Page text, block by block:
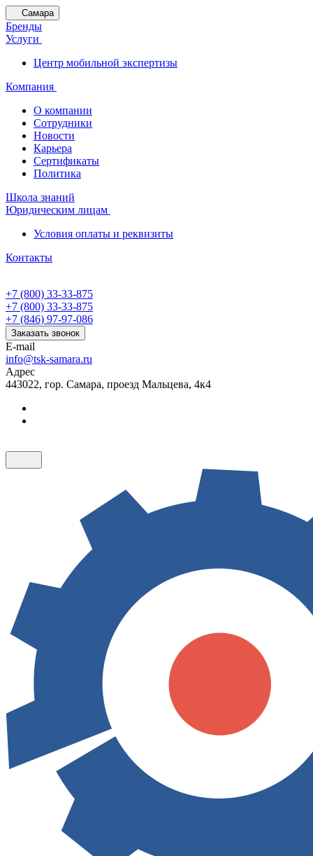
Самара
Бренды
Услуги
Центр мобильной экспертизы
Компания
О компании
Сотрудники
Новости
Карьера
Сертификаты
Политика
Школа знаний
Юридическим лицам
Условия оплаты и реквизиты
Контакты
+7 (800) 33-33-875
+7 (800) 33-33-875
+7 (846) 97-97-086
Заказать звонок
E-mail
info@tsk-samara.ru
Адрес
443022, гор. Самара, проезд Мальцева, 4к4